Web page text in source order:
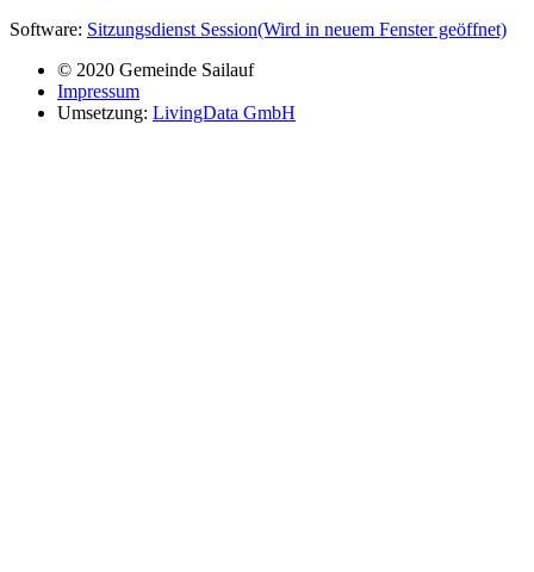
Software: Sitzungsdienst Session(Wird in neuem Fenster geöffnet)
© 2020 Gemeinde Sailauf
Impressum
Umsetzung: LivingData GmbH